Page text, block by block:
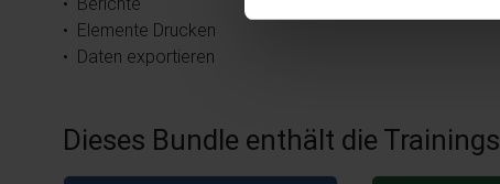
• Elemente Drucken
• Daten exportieren
Dieses Bundle enthält die Trainings